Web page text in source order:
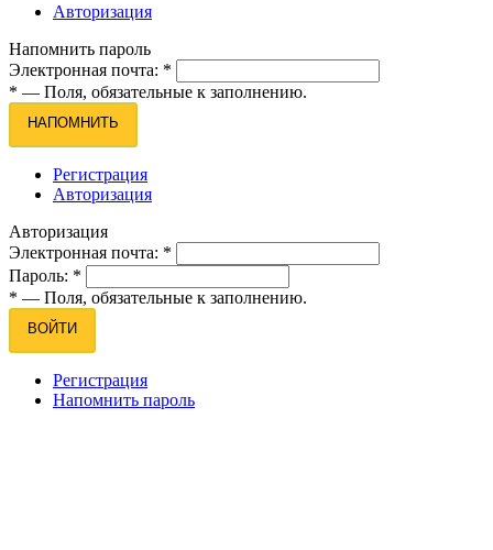
Авторизация
Напомнить пароль
Электронная почта: *
* — Поля, обязательные к заполнению.
НАПОМНИТЬ
Регистрация
Авторизация
Авторизация
Электронная почта: *
Пароль: *
* — Поля, обязательные к заполнению.
ВОЙТИ
Регистрация
Напомнить пароль